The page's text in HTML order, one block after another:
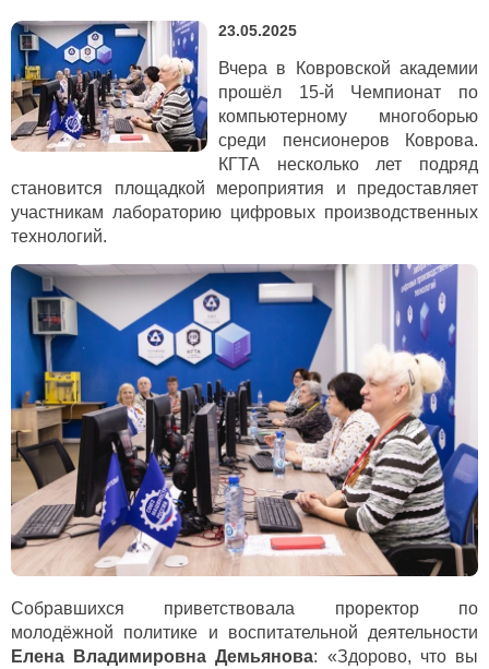
23.05.2025
Вчера в Ковровской академии
прошёл 15-й Чемпионат по
компьютерному многоборью
среди пенсионеров Коврова.
КГТА несколько лет подряд
становится площадкой мероприятия и предоставляет
участникам лабораторию цифровых производственных
технологий.
Собравшихся приветствовала проректор по
молодёжной политике и воспитательной деятельности
Елена Владимировна Демьянова: «Здорово, что вы